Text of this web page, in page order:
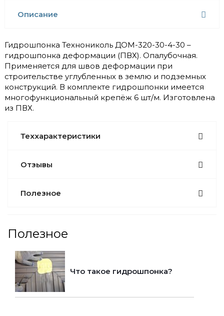
Описание
Гидрошпонка Технониколь ДОМ-320-30-4-30 –
гидрошпонка деформации (ПВХ). Опалубочная.
Применяется для швов деформации при
строительстве углубленных в землю и подземных
конструкций. В комплекте гидрошпонки имеется
многофункциональный крепёж 6 шт/м. Изготовлена
из ПВХ.
Теххарактеристики
Отзывы
Полезное
Полезное
Что такое гидрошпонка?